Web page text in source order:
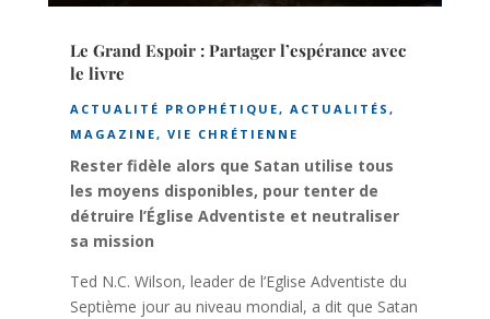
Le Grand Espoir : Partager l’espérance avec
le livre
ACTUALITÉ PROPHÉTIQUE, ACTUALITÉS ,
MAGAZINE, VIE CHRÉTIENNE
Rester fidèle alors que Satan utilise tous
les moyens disponibles, pour tenter de
détruire l’Église Adventiste et neutraliser
sa mission
Ted N.C. Wilson, leader de l’Eglise Adventiste du
Septième jour au niveau mondial, a dit que Satan